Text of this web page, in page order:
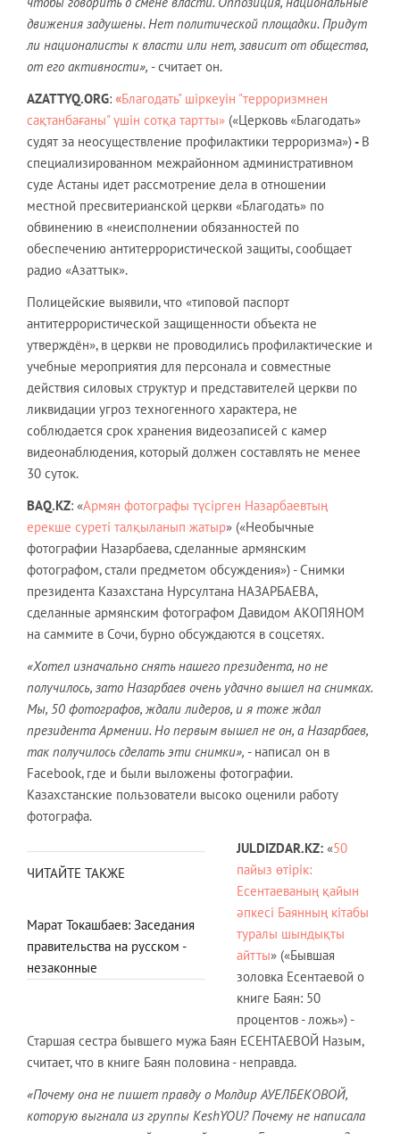
движения задушены. Нет политической площадки. Придут
ли националисты к власти или нет, зависит от общества,
от его активности», - считает он.
AZATTYQ.ORG: «Благодать" шіркеуін "терроризмнен
сақтанбағаны" үшін сотқа тартты» («Церковь «Благодать»
судят за неосуществление профилактики терроризма»)- В
специализированном межрайонном административном
суде Астаны идет рассмотрение дела в отношении
местной пресвитерианской церкви «Благодать» по
обвинению в «неисполнении обязанностей по
обеспечению антитеррористической защиты, сообщает
радио «Азаттык».
Полицейские выявили, что «типовой паспорт
антитеррористической защищенности объекта не
утверждён», в церкви не проводились профилактические и
учебные мероприятия для персонала и совместные
действия силовых структур и представителей церкви по
ликвидации угроз техногенного характера, не
соблюдается срок хранения видеозаписей с камер
видеонаблюдения, который должен составлять не менее
30 суток.
BAQ.KZ: «Армян фотографы түсірген Назарбаевтың
ерекше суреті талқыланып жатыр» («Необычные
фотографии Назарбаева, сделанные армянским
фотографом, стали предметом обсуждения») - Снимки
президента Казахстана Нурсултана НАЗАРБАЕВА,
сделанные армянским фотографом Давидом АКОПЯНОМ
на саммите в Сочи, бурно обсуждаются в соцсетях.
«Хотел изначально снять нашего президента, но не
получилось, зато Назарбаев очень удачно вышел на снимках.
Мы, 50 фотографов, ждали лидеров, и я тоже ждал
президента Армении. Но первым вышел не он, а Назарбаев,
так получилось сделать эти снимки», - написал он в
Facebook, где и были выложены фотографии.
Казахстанские пользователи высоко оценили работу
фотографа.
ЧИТАЙТЕ ТАКЖЕ
Марат Токашбаев: Заседания
правительства на русском -
незаконные
JULDIZDAR.KZ: «50
пайыз өтірік:
Есентаеваның қайын
әпкесі Баянның кітабы
туралы шындықты
айтты» («Бывшая
золовка Есентаевой о
книге Баян: 50
процентов - ложь») -
Старшая сестра бывшего мужа Баян ЕСЕНТАЕВОЙ Назым,
считает, что в книге Баян половина - неправда.
«Почему она не пишет правду о Молдир АУЕЛБЕКОВОЙ,
которую выгнала из группы KeshYOU? Почему не написала